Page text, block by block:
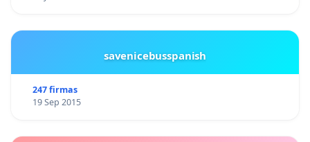
savenicebusspanish
247 firmas
19 Sep 2015